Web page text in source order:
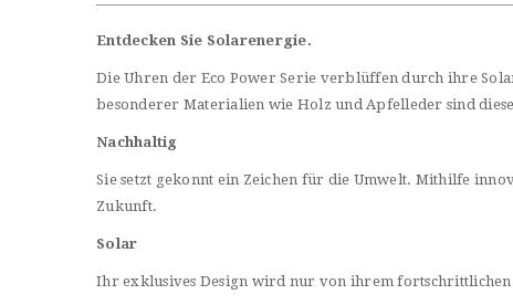
Entdecken Sie Solarenergie.
Die Uhren der Eco Power Serie verblüffen durch ihre
besonderer Materialien wie Holz und Apfelleder sind
Nachhaltig
Sie setzt gekonnt ein Zeichen für die Umwelt. Mithilfe
Zukunft.
Solar
Ihr exklusives Design wird nur von ihrem